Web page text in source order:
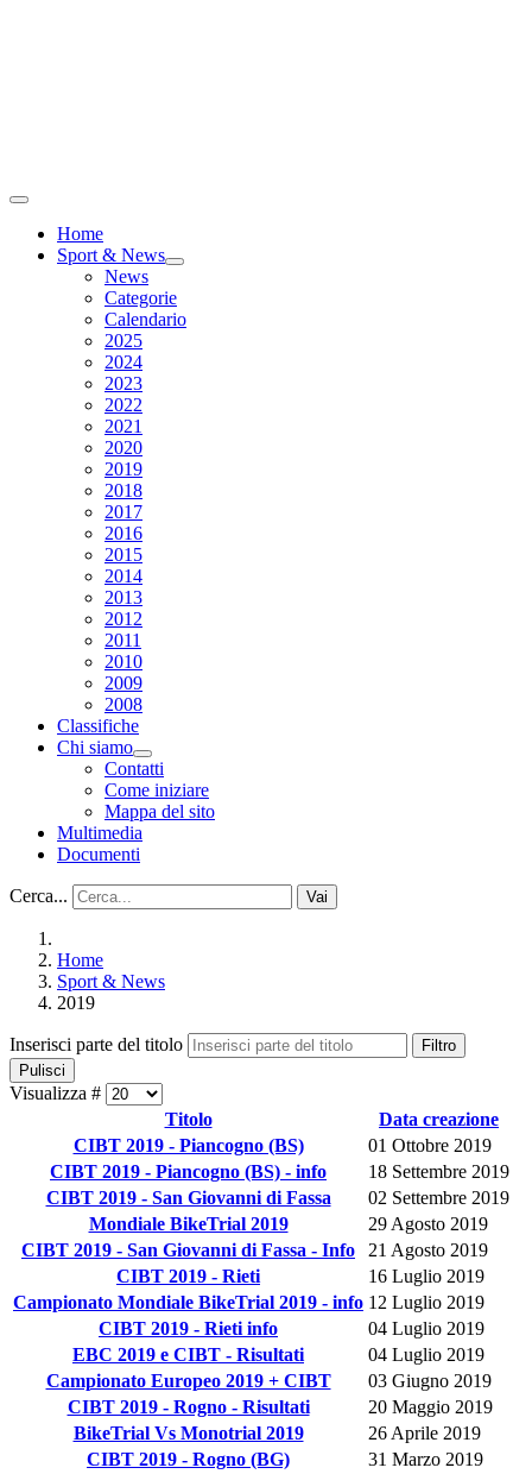
Home
Sport & News
News
Categorie
Calendario
2025
2024
2023
2022
2021
2020
2019
2018
2017
2016
2015
2014
2013
2012
2011
2010
2009
2008
Classifiche
Chi siamo
Contatti
Come iniziare
Mappa del sito
Multimedia
Documenti
Cerca... Vai
Home
Sport & News
2019
Inserisci parte del titolo
Filtro
Pulisci
Visualizza #
Titolo
Data creazione
CIBT 2019 - Piancogno (BS)
01 Ottobre 2019
CIBT 2019 - Piancogno (BS) - info
18 Settembre 2019
CIBT 2019 - San Giovanni di Fassa
02 Settembre 2019
Mondiale BikeTrial 2019
29 Agosto 2019
CIBT 2019 - San Giovanni di Fassa - Info
21 Agosto 2019
CIBT 2019 - Rieti
16 Luglio 2019
Campionato Mondiale BikeTrial 2019 - info 12 Luglio 2019
CIBT 2019 - Rieti info
04 Luglio 2019
EBC 2019 e CIBT - Risultati
04 Luglio 2019
Campionato Europeo 2019 + CIBT
03 Giugno 2019
CIBT 2019 - Rogno - Risultati
20 Maggio 2019
BikeTrial Vs Monotrial 2019
26 Aprile 2019
CIBT 2019 - Rogno (BG)
31 Marzo 2019